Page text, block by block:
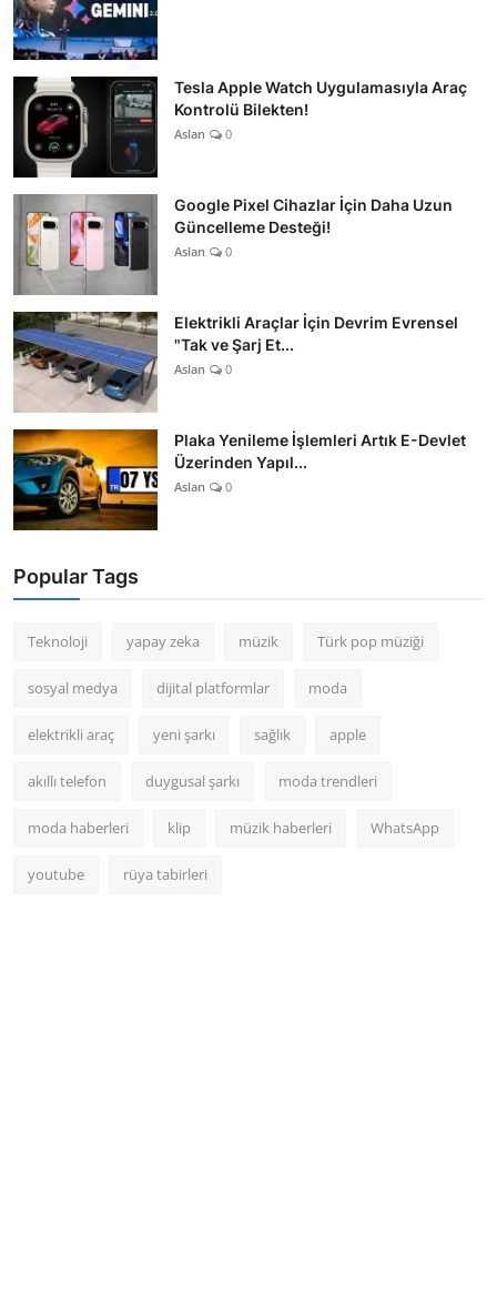
Tesla Apple Watch Uygulamasıyla Araç
Kontrolü Bilekten!
Aslan 0
Google Pixel Cihazlar İçin Daha Uzun
Güncelleme Desteği!
Aslan 0
Elektrikli Araçlar İçin Devrim Evrensel
"Tak ve Şarj Et...
Aslan 0
Plaka Yenileme İşlemleri Artık E-Devlet
Üzerinden Yapıl...
Aslan 0
Popular Tags
Teknoloji yapay zeka müzik Türk pop müziği
sosyal medya dijital platformlar moda
elektrikli araç yeni şarkı sağlık apple
akıllı telefon duygusal şarkı moda trendleri
moda haberleri klip müzik haberleri WhatsApp
youtube rüya tabirleri